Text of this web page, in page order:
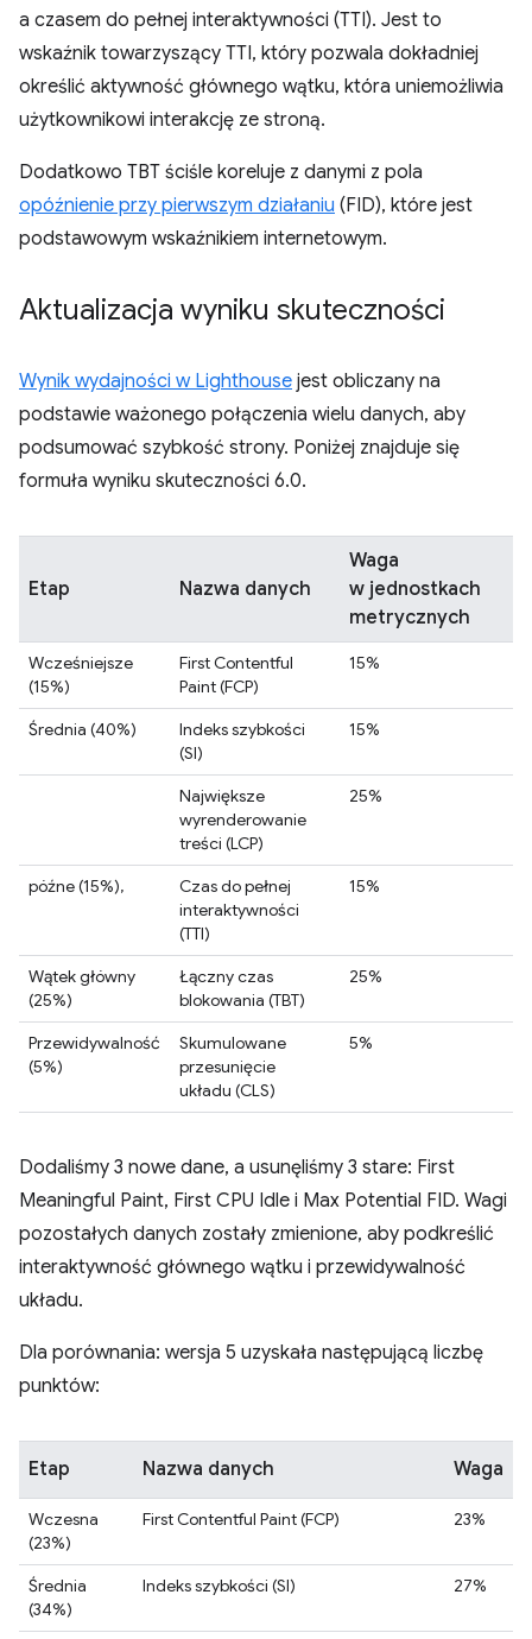
a czasem do pełnej interaktywności (TTI). Jest to
wskaźnik towarzyszący TTI, który pozwala dokładniej
określić aktywność głównego wątku, która uniemożliwia
użytkownikowi interakcję ze stroną.
Dodatkowo TBT ściśle koreluje z danymi z pola
opóźnienie przy pierwszym działaniu (FID), które jest
podstawowym wskaźnikiem internetowym.
Aktualizacja wyniku skuteczności
Wynik wydajności w Lighthouse jest obliczany na
podstawie ważonego połączenia wielu danych, aby
podsumować szybkość strony. Poniżej znajduje się
formuła wyniku skuteczności 6.0.
Etap Nazwa danych
Waga
w jednostkach
metrycznych
Wcześniejsze
(15%)
First Contentful
Paint (FCP)
15%
Średnia (40%)
Indeks szybkości
(SI)
15%
Największe
wyrenderowanie
treści (LCP)
25%
późne (15%),
Czas do pełnej
interaktywności
(TTI)
15%
Wątek główny
(25%)
Łączny czas
blokowania (TBT)
25%
Przewidywalność
(5%)
Skumulowane
przesunięcie
układu (CLS)
5%
Dodaliśmy 3 nowe dane, a usunęliśmy 3 stare: First
Meaningful Paint, First CPU Idle i Max Potential FID. Wagi
pozostałych danych zostały zmienione, aby podkreślić
interaktywność głównego wątku i przewidywalność
układu.
Dla porównania: wersja 5 uzyskała następującą liczbę
punktów:
Etap Nazwa danych Waga
Wczesna
(23%)
First Contentful Paint (FCP) 23%
Średnia
(34%)
Indeks szybkości (SI) 27%